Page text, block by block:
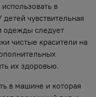
в
чувствительная
одежды следует
чистые красители на
их здоровью.
в машине и которая